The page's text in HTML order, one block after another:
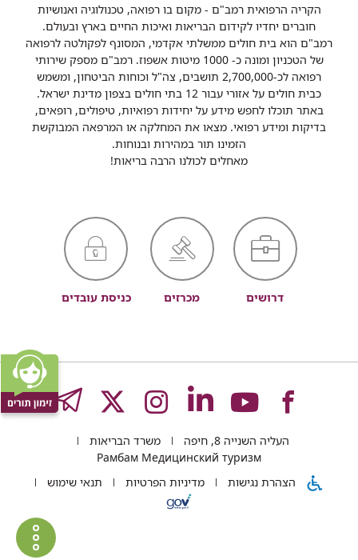
הקריה הרפואית רמב"ם - מקום בו רפואה, טכנולוגיה ואנושיות
חוברים יחדיו לקידום הבריאות ואיכות החיים בארץ ובעולם.
רמב"ם הוא בית חולים ממשלתי אקדמי, המסונף לפקולטה לרפואה
של הטכניון ומונה כ- 1000 מיטות אשפוז. רמב"ם מספק שירותי
רפואה לכ-2,700,000 תושבים, צה"ל וכוחות הביטחון, ומשמש
כבית חולים על אזורי עבור 12 בתי חולים בצפון מדינת ישראל.
באתר תוכלו לחפש מידע על יחידות רפואיות, טיפולים, רופאים,
בדיקות ומידע רפואי. מצאו את המחלקה או המרפאה המבוקשת
הזמינו תור במהירות ובנוחות.
מאחלים לכולנו הרבה בריאות!
דרושים מכרזים כניסת עובדים
לעמוד
של
לעמוד
של
לעמוד
של
לעמוד
של
רמב"ם
לעמוד
של
רמב"ם
העליה השנייה 8, חיפה
משרד הבריאות
Рамбам Медицинский туризм
הצהרת נגישות
מדיניות הפרטיות תנאי שימוש